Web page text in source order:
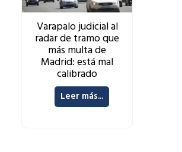
Varapalo judicial al
radar de tramo que
más multa de
Madrid: está mal
calibrado
Leer más...